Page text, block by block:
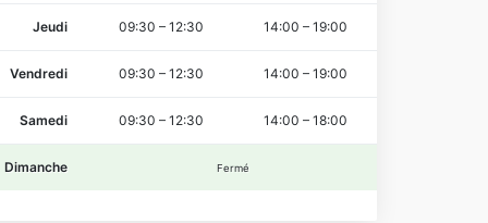
Jeudi 09:30 – 12:30 14:00 – 19:00
Vendredi 09:30 – 12:30 14:00 – 19:00
Samedi 09:30 – 12:30 14:00 – 18:00
Dimanche Fermé